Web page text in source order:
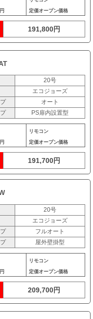
定価オープン価格
191,800円
20号
エコジョーズ
オート
PS扉内設置型
リモコン
定価オープン価格
191,700円
20号
エコジョーズ
フルオート
屋外壁掛型
リモコン
定価オープン価格
209,700円